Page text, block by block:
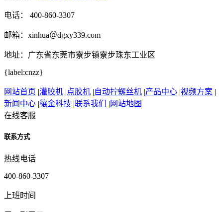
电话： 400-860-3307
邮箱：xinhua＠dgxy339.com
地址：广东省东莞市寮步镇寮步珠东工业区
{label:cnzz}
网站首页 |灌胶机 |点胶机 |自动拧螺丝机 |产品中心 |视频方案 |
新闻中心 |穰金科技 |联系我们 | 网站地图
在线客服
联系方式
热线电话
400-860-3307
上班时间